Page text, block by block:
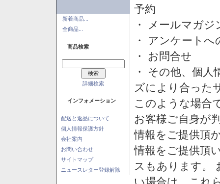
新着商品...
全商品...
商品検索
詳細検索
インフォメーション
配送と返品について
個人情報保護方針
会社案内
お問い合わせ
サイトマップ
ニュースレター登録解除
予約
・ メールマガ
・ アンケートへ
・ お問合せ
・ その他、個
ズにより合った
このような場合
お客様ご自身が
情報をご提供頂
情報をご提供頂
スもあります。